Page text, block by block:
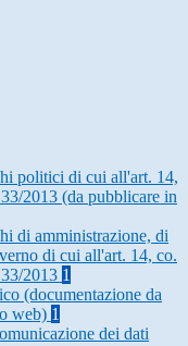
politici di cui all'art. 14,
2013 (da pubblicare in
di amministrazione, di
di cui all'art. 14, co.
2013 1
(documentazione da
web) 1
dei dati